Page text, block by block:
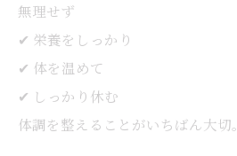
無理せず
✔ 栄養をしっかり
✔ 体を温めて
✔ しっかり休む
体調を整えることがいちばん大切。